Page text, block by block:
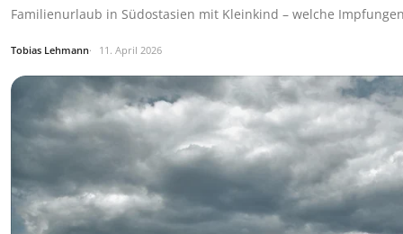
Familienurlaub in Südostasien mit Kleinkind – welche
Tobias Lehmann 11. April 2026